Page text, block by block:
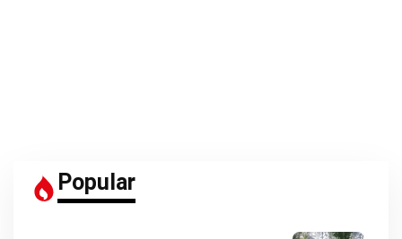
Popular